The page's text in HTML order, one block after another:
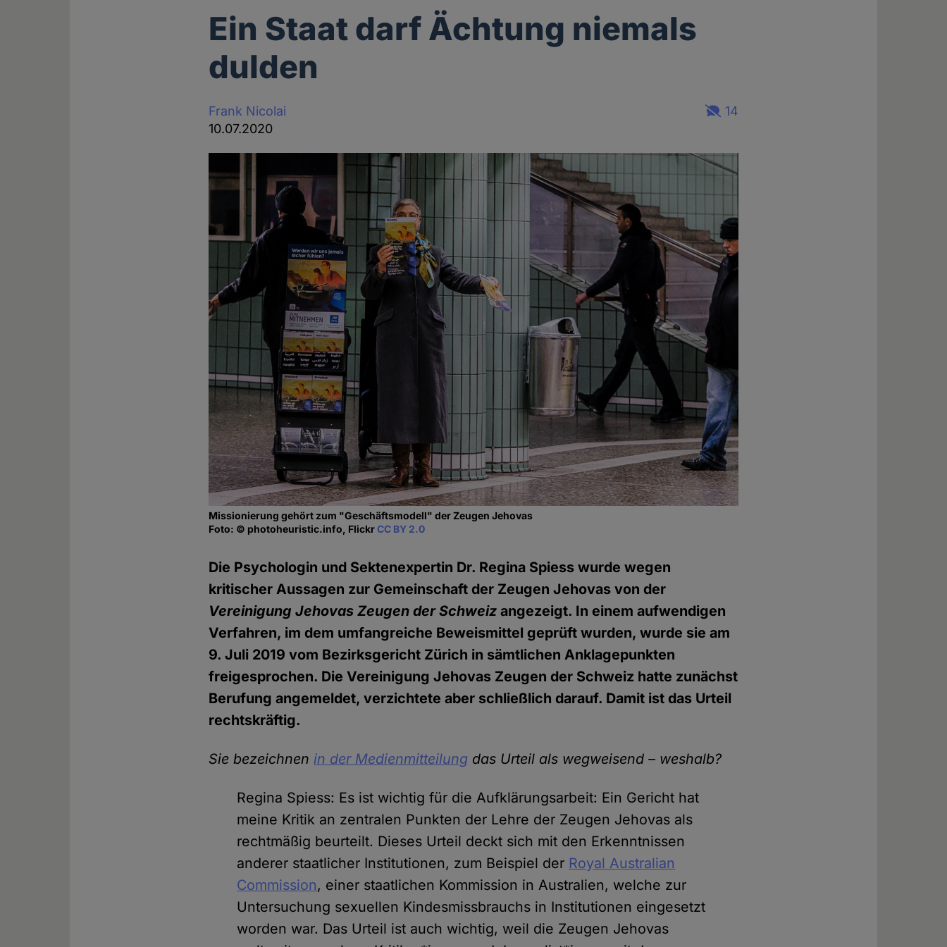
Ein Staat darf Ächtung niemals
dulden
Frank Nicolai
10.07.2020
14
Missionierung gehört zum "Geschäftsmodell" der Zeugen Jehovas
Foto: © photoheuristic.info, FlickrCC BY 2.0
Die Psychologin und Sektenexpertin Dr. Regina Spiess wurde wegen
kritischer Aussagen zur Gemeinschaft der Zeugen Jehovas von der
Vereinigung Jehovas Zeugen der Schweiz angezeigt. In einem aufwendigen
Verfahren, im dem umfangreiche Beweismittel geprüft wurden, wurde sie am
9. Juli 2019 vom Bezirksgericht Zürich in sämtlichen Anklagepunkten
freigesprochen. Die Vereinigung Jehovas Zeugen der Schweiz hatte zunächst
Berufung angemeldet, verzichtete aber schließlich darauf. Damit ist das Urteil
rechtskräftig.
Sie bezeichnen in der Medienmitteilung das Urteil als wegweisend – weshalb?
Regina Spiess: Es ist wichtig für die Aufklärungsarbeit: Ein Gericht hat
meine Kritik an zentralen Punkten der Lehre der Zeugen Jehovas als
rechtmäßig beurteilt. Dieses Urteil deckt sich mit den Erkenntnissen
anderer staatlicher Institutionen, zum Beispiel der Royal Australian
Commission, einer staatlichen Kommission in Australien, welche zur
Untersuchung sexuellen Kindesmissbrauchs in Institutionen eingesetzt
worden war. Das Urteil ist auch wichtig, weil die Zeugen Jehovas